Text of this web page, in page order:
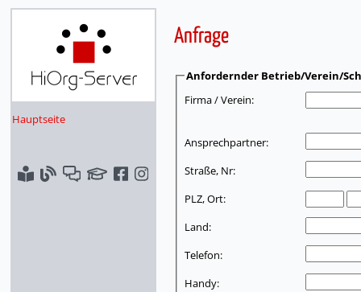
Hauptseite
Anfrage
Anfordernder Betrieb/Verein/
Firma / Verein:
Ansprechpartner:
Straße, Nr:
PLZ, Ort:
Land:
Telefon:
Handy: